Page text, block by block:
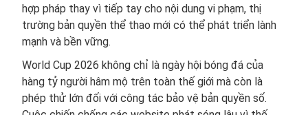
hợp pháp thay vì tiếp tay cho nội dung vi phạm, thị
trường bản quyền thể thao mới có thể phát triển lành
mạnh và bền vững.
World Cup 2026 không chỉ là ngày hội bóng đá của
hàng tỷ người hâm mộ trên toàn thế giới mà còn là
phép thử lớn đối với công tác bảo vệ bản quyền số.